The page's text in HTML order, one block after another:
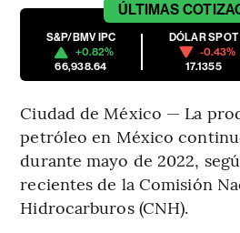
ÚLTIMAS
S&P/BMV IPC
+0.82%
66,938.64
DÓLAR SPOT
-0.43%
17.1355
Ciudad de México — La
petróleo en México
durante mayo de 2022,
recientes de la Comisión
Hidrocarburos (CNH).